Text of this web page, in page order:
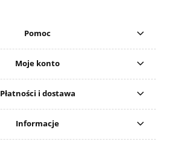
Pomoc
Moje konto
Płatności i dostawa
Informacje